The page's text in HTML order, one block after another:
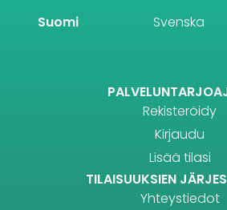
Suomi Svenska
Rekisteröidy
Kirjaudu
Lisää tilasi
TILAISUUKSIEN
Yhteystiedot